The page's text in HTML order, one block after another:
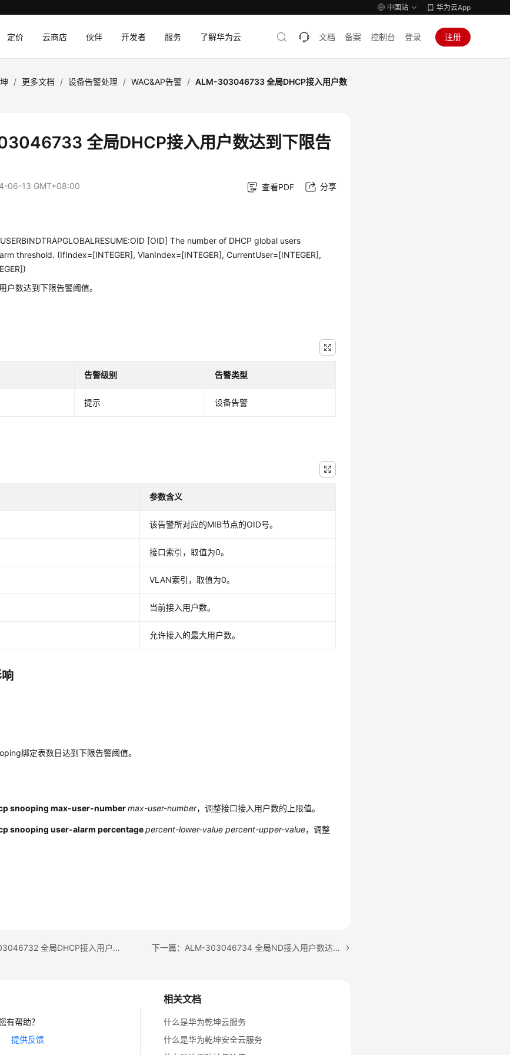
中国站 华为云App
定价 云商店 伙伴 开发者 服务 了解华为云 文档 备案 控制台 登录 注册
/ 更多文档 / 设备告警处理 / WAC&AP告警 / ALM-303046733 全局DHCP接入用户数
全局DHCP接入用户数达到下限告
06-13 GMT+08:00 查看PDF 分享
[OID] The number of DHCP global users
threshold. (IfIndex=[INTEGER], VlanIndex=[INTEGER], CurrentUser=[INTEGER],
户数达到下限告警阈值。
告警级别 告警类型
提示 设备告警
参数含义
该告警所对应的MIB节点的OID号。
接口索引，取值为0。
VLAN索引，取值为0。
当前接入用户数。
允许接入的最大用户数。
绑定表数目达到下限告警阈值。
snooping max-user-numbermax-user-number，调整接口接入用户数的上限值。
snooping user-alarm percentagepercent-lower-value percent-upper-value，调整
上一篇：ALM-303046732 全局DHCP接入用户数达到上限告警阈值 下一篇：ALM-303046734 全局ND接入用户数达到上限告警阈值
相关文档
什么是华为乾坤云服务
什么是华为乾坤安全云服务
有帮助？
提供反馈